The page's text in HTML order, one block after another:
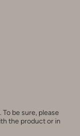
be sure, please
the product or in